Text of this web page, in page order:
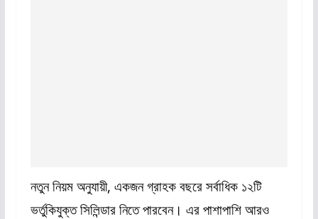
নতুন নিয়ম অনুযায়ী, একজন গ্রাহক বছরে সর্বাধিক ১২টি
ভর্তুকিযুক্ত সিলিন্ডার নিতে পারবেন। এর পাশাপাশি আরও